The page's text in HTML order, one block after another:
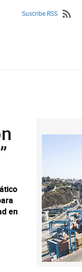
Suscribe RSS
en